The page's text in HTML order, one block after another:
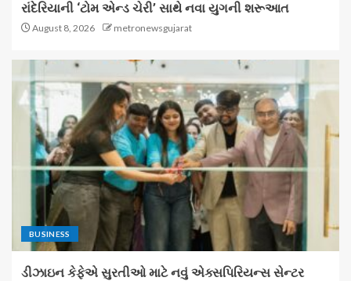
રાંદેરિયાની ‘ટોમ એન્ડ ચેરી’ સાથે નવા યુગની શરૂઆત
August 8, 2026 metronewsgujarat
BUSINESS
ડીઝાઇન કેફેએ સુરતીઓ માટે નવું એક્સપિરિયન્સ સેન્ટર